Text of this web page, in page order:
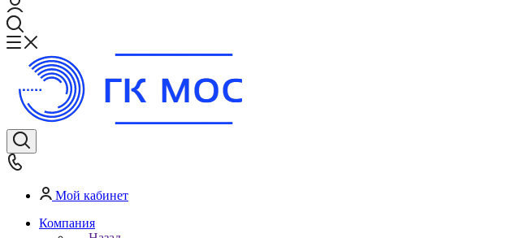
Мой кабинет
Компания